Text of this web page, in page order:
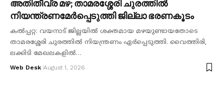
അതിതീവ്ര മഴ; താമരശ്ശേരി ചുരത്തിൽ
നിയന്ത്രണമേ‍ർപ്പെടുത്തി ജില്ലാ ഭരണകൂടം
കൽപ്പറ്റ: വയനാട് ജില്ലയിൽ ശക്തമായ മഴയുണ്ടായതോടെ
താമരശ്ശേരി ചുരത്തിൽ നിയന്ത്രണം ഏർപ്പെടുത്തി. വൈത്തിരി,
ലക്കിടി മേഖലകളിൽ…
Web Desk August 1, 2026